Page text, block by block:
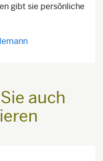
gibt sie persönliche
auch